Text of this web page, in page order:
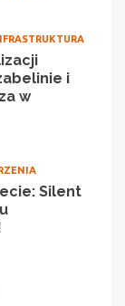
i
w
Silent